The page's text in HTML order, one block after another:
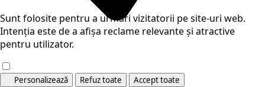
Sunt folosite pentru a urmări vizitatorii pe site-uri web.
Intenția este de a afișa reclame relevante și atractive
pentru utilizator.
Personalizează Refuz toate Accept toate